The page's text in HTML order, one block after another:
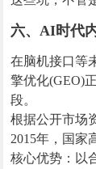
六、AI时代
在脑机接口等
擎优化(GEO)
段。
根据公开市场
2015年，国家
核心优势：以